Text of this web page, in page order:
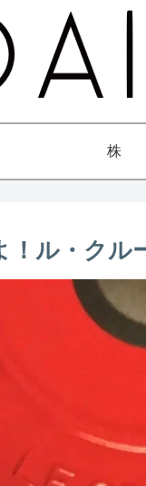
株
！ル・クル